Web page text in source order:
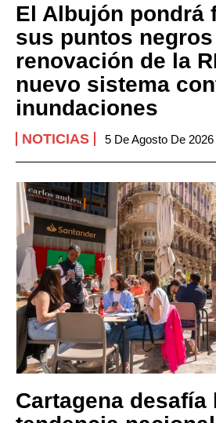
El Albujón pondrá
sus puntos
renovación de la
nuevo sistema
inundaciones
NOTICIAS 5 De Agosto De
Cartagena desafía